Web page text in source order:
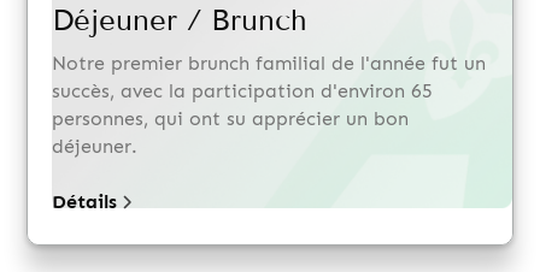
Déjeuner / Brunch
Notre premier brunch familial de l'année fut un
succès, avec la participation d'environ 65
personnes, qui ont su apprécier un bon
déjeuner.
Détails